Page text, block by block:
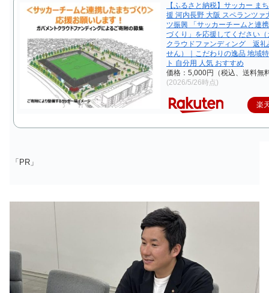
【ふるさと納税】サッカー ま
援 河内長野 大阪 スペランツァ
ツ振興 「サッカーチームと連
づくり」を応援してください
クラウドファンディング 返礼
せん）｜こだわりの逸品 地域
ト 自分用 人気 おすすめ
価格：5,000円（税込、送料無
(2026/5/26時点)
楽
「PR」